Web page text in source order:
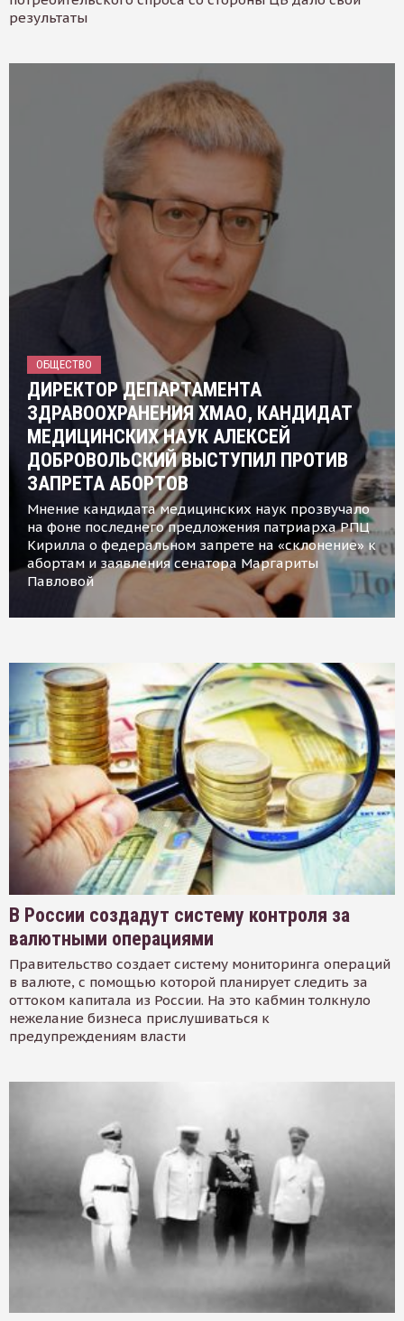
результаты
ОБЩЕСТВО
ДИРЕКТОР ДЕПАРТАМЕНТА
ЗДРАВООХРАНЕНИЯ ХМАО, КАНДИДАТ
МЕДИЦИНСКИХ НАУК АЛЕКСЕЙ
ДОБРОВОЛЬСКИЙ ВЫСТУПИЛ ПРОТИВ
ЗАПРЕТА АБОРТОВ
Мнение кандидата медицинских наук прозвучало
на фоне последнего предложения патриарха РПЦ
Кирилла о федеральном запрете на «склонение» к
абортам и заявления сенатора Маргариты
Павловой
В России создадут систему контроля за
валютными операциями
Правительство создает систему мониторинга операций
в валюте, с помощью которой планирует следить за
оттоком капитала из России. На это кабмин толкнуло
нежелание бизнеса прислушиваться к
предупреждениям власти